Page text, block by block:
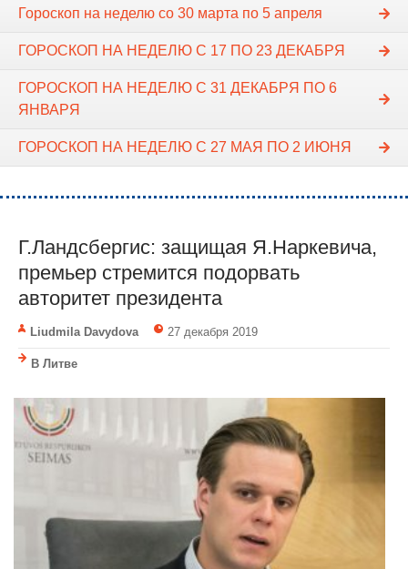
Гороскоп на неделю cо 30 марта по 5 апреля
ГОРОСКОП НА НЕДЕЛЮ C 17 ПО 23 ДЕКАБРЯ
ГОРОСКОП НА НЕДЕЛЮ C 31 ДЕКАБРЯ ПО 6
ЯНВАРЯ
ГОРОСКОП НА НЕДЕЛЮ C 27 МАЯ ПО 2 ИЮНЯ
Г.Ландсбергис: защищая Я.Наркевича,
премьер стремится подорвать
авторитет президента
Liudmila Davydova 27 декабря 2019
В Литве